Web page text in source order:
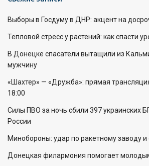
Выборы в Госдуму в ДНР: акцент на
Тепловой стресс у растений: как спасти
В Донецке спасатели вытащили из
мужчину
«Шахтер» — «Дружба»: прямая
18:00
Силы ПВО за ночь сбили 397 украинских
России
Минобороны: удар по ракетному заводу
Донецкая филармония помогает